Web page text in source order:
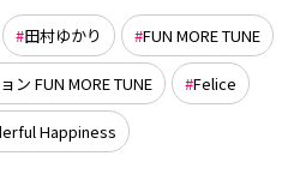
田村ゆかり FUN MORE TUNE
ン FUN MORE TUNE Felice
Happiness